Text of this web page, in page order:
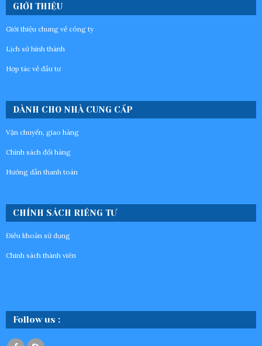
GIỚI THIỆU
Giới thiệu chung về công ty
Lịch sử hình thành
Hợp tác về đầu tư
DÀNH CHO NHÀ CUNG CẤP
Vận chuyển, giao hàng
Chính sách đổi hàng
Hướng dẫn thanh toán
CHÍNH SÁCH RIÊNG TƯ
Điều khoản sử dụng
Chinh sách thành viên
Follow us :